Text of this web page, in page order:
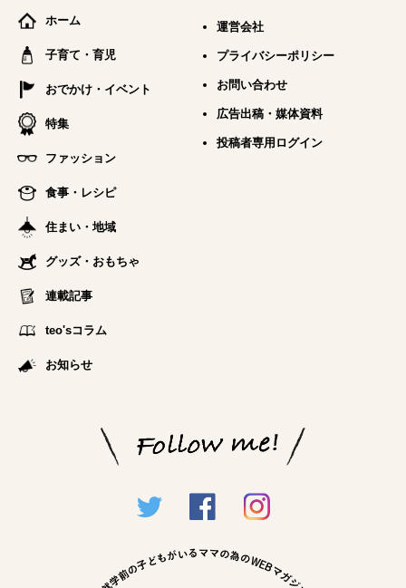
ホーム
子育て・育児
おでかけ・イベント
特集
ファッション
食事・レシピ
住まい・地域
グッズ・おもちゃ
連載記事
teo'sコラム
お知らせ
運営会社
プライバシーポリシー
お問い合わせ
広告出稿・媒体資料
投稿者専用ログイン